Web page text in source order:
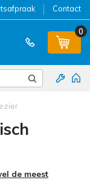
Contact
0
de meest